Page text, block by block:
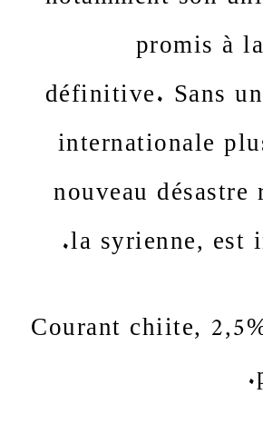
promis à
définitive. Sans
internationale
nouveau
la syrienne, est
(1) Courant chiite,